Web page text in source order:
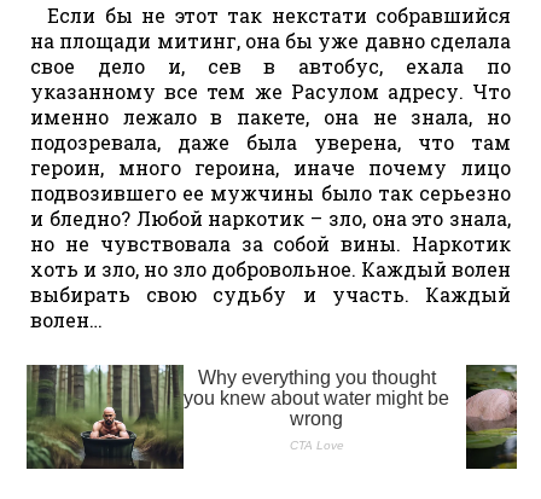
Если бы не этот так некстати собравшийся
на площади митинг, она бы уже давно сделала
свое дело и, сев в автобус, ехала по
указанному все тем же Расулом адресу. Что
именно лежало в пакете, она не знала, но
подозревала, даже была уверена, что там
героин, много героина, иначе почему лицо
подвозившего ее мужчины было так серьезно
и бледно? Любой наркотик – зло, она это знала,
но не чувствовала за собой вины. Наркотик
хоть и зло, но зло добровольное. Каждый волен
выбирать свою судьбу и участь. Каждый
волен…